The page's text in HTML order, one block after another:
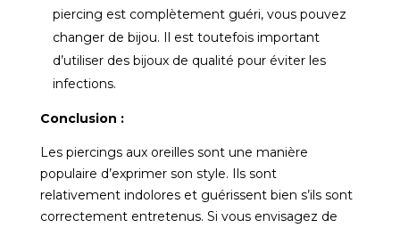
piercing est complètement guéri, vous pouvez
changer de bijou. Il est toutefois important
d’utiliser des bijoux de qualité pour éviter les
infections.
Conclusion :
Les piercings aux oreilles sont une manière
populaire d’exprimer son style. Ils sont
relativement indolores et guérissent bien s’ils sont
correctement entretenus. Si vous envisagez de